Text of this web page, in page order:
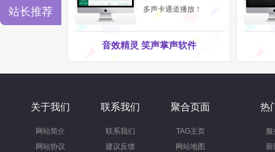
站长推荐
多声卡通道播放！
音效精灵 笑声掌声软件
关于我们
网站简介
网站协议
联系我们
联系我们
建议反馈
聚合页面
TAG主页
网站地图
热
服
新